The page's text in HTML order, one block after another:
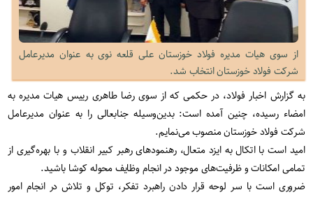
از سوی هیات مدیره فولاد خوزستان علی قلعه‌ نوی به عنوان مدیرعامل
شرکت فولاد خوزستان انتخاب شد.
به گزارش اخبار فولاد، در حکمی که از سوی رضا طاهری رییس هیات مدیره به
امضاء رسیده، چنین آمده است: بدین‌وسیله جنابعالی را به عنوان مدیرعامل
شرکت فولاد خوزستان منصوب می‌نمایم.
امید است با اتکال به ایزد متعال، رهنمودهای رهبر کبیر انقلاب و با بهره‌گیری از
تمامی امکانات و ظرفیت‌های موجود در انجام وظایف محوله کوشا باشید.
ضروری است با سر لوحه قرار دادن راهبرد تفکر، توکل و تلاش در انجام امور